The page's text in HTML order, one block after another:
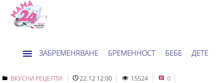
ЗАБРЕМЕНЯВАНЕ БРЕМЕННОСТ БЕБЕ ДЕТЕ
ДОМ НОВИНИ ХОРОСКОП
ВКУСНИ РЕЦЕПТИ 22.12 12:00 15524 0